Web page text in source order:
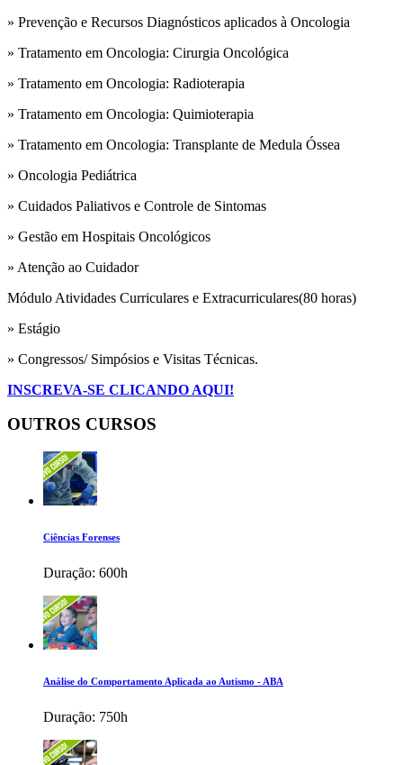
» Prevenção e Recursos Diagnósticos aplicados à Oncologia
» Tratamento em Oncologia: Cirurgia Oncológica
» Tratamento em Oncologia: Radioterapia
» Tratamento em Oncologia: Quimioterapia
» Tratamento em Oncologia: Transplante de Medula Óssea
» Oncologia Pediátrica
» Cuidados Paliativos e Controle de Sintomas
» Gestão em Hospitais Oncológicos
» Atenção ao Cuidador
Módulo Atividades Curriculares e Extracurriculares(80 horas)
» Estágio
» Congressos/ Simpósios e Visitas Técnicas.
INSCREVA-SE CLICANDO AQUI!
OUTROS CURSOS
Ciências Forenses
Duração: 600h
Análise do Comportamento Aplicada ao Autismo - ABA
Duração: 750h